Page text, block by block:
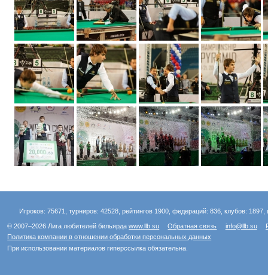
Игроков: 75671, турниров: 42528, рейтингов 1900, федераций: 836, клубов:
© 2007–2026 Лига любителей бильярдаwww.llb.su Обратная связь info@llb.su
Политика компании в отношении обработки персональных данных
При использовании материалов гиперссылка обязательна.